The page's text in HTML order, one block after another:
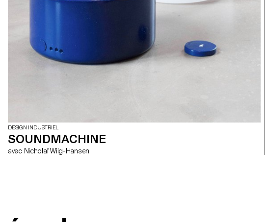
DESIGN INDUSTRIEL
SOUNDMACHINE
avec Nicholaï Wiig-Hansen